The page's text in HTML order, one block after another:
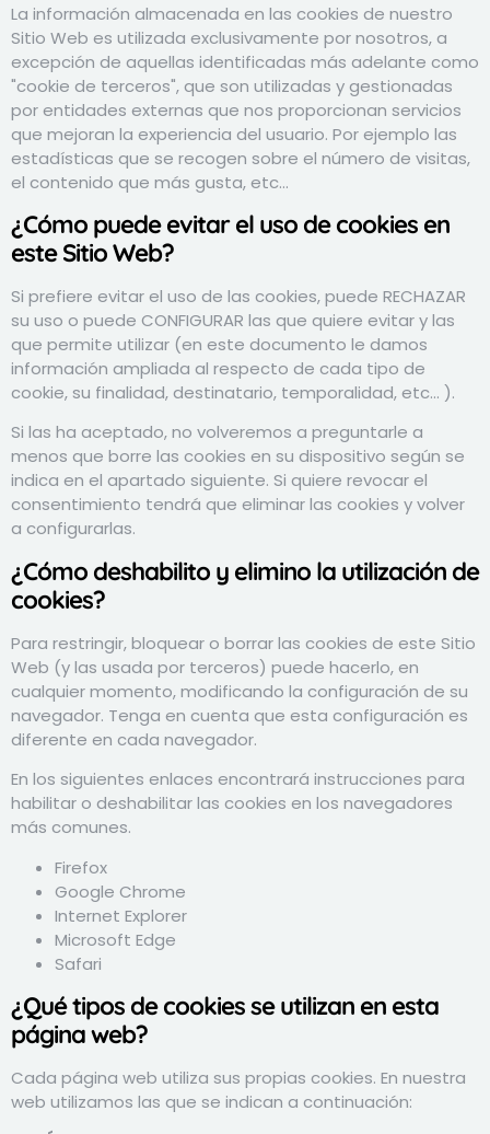
La información almacenada en las cookies de nuestro
Sitio Web es utilizada exclusivamente por nosotros, a
excepción de aquellas identificadas más adelante como
"cookie de terceros", que son utilizadas y gestionadas
por entidades externas que nos proporcionan servicios
que mejoran la experiencia del usuario. Por ejemplo las
estadísticas que se recogen sobre el número de visitas,
el contenido que más gusta, etc...
¿Cómo puede evitar el uso de cookies en
este Sitio Web?
Si prefiere evitar el uso de las cookies, puede RECHAZAR
su uso o puede CONFIGURAR las que quiere evitar y las
que permite utilizar (en este documento le damos
información ampliada al respecto de cada tipo de
cookie, su finalidad, destinatario, temporalidad, etc... ).
Si las ha aceptado, no volveremos a preguntarle a
menos que borre las cookies en su dispositivo según se
indica en el apartado siguiente. Si quiere revocar el
consentimiento tendrá que eliminar las cookies y volver
a configurarlas.
¿Cómo deshabilito y elimino la utilización de
cookies?
Para restringir, bloquear o borrar las cookies de este Sitio
Web (y las usada por terceros) puede hacerlo, en
cualquier momento, modificando la configuración de su
navegador. Tenga en cuenta que esta configuración es
diferente en cada navegador.
En los siguientes enlaces encontrará instrucciones para
habilitar o deshabilitar las cookies en los navegadores
más comunes.
Firefox
Google Chrome
Internet Explorer
Microsoft Edge
Safari
¿Qué tipos de cookies se utilizan en esta
página web?
Cada página web utiliza sus propias cookies. En nuestra
web utilizamos las que se indican a continuación: